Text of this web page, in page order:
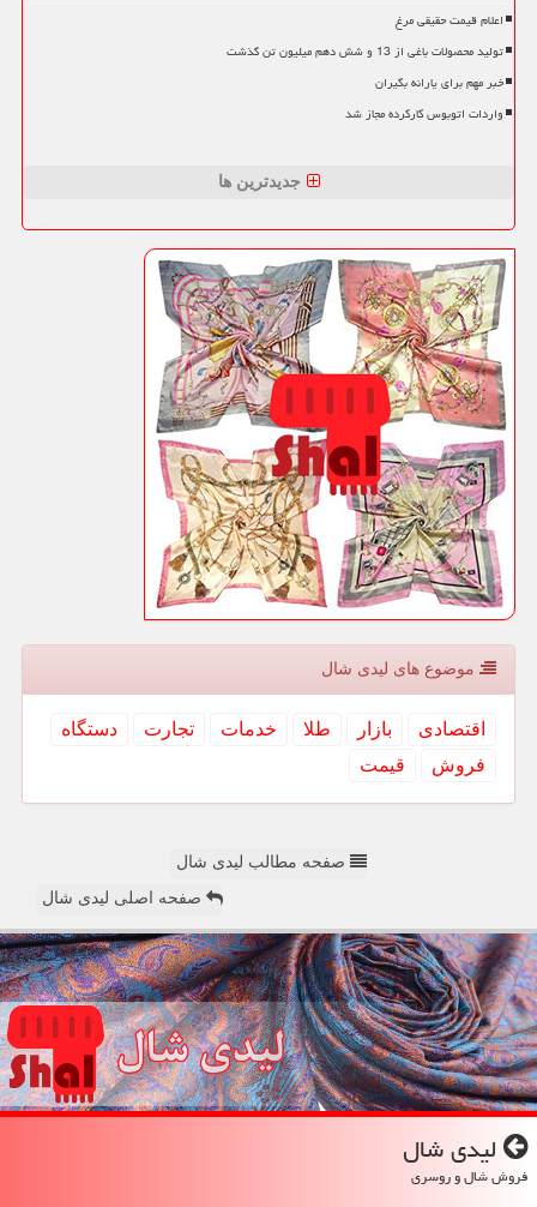
اعلام قیمت حقیقی مرغ
تولید محصولات باغی از 13 و شش دهم میلیون تن گذشت
خبر مهم برای یارانه بگیران
واردات اتوبوس کارکرده مجاز شد
جدیدترین ها
موضوع های لیدی شال
اقتصادی بازار طلا خدمات تجارت
دستگاه
فروش
قیمت
صفحه مطالب لیدی شال
صفحه اصلی لیدی شال
لیدی شال
فروش شال و روسری